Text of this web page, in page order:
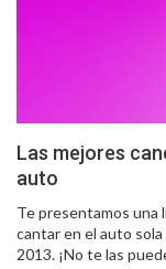
Las mejores
auto
Te presentamos una
cantar en el auto sola
2013. ¡No te las